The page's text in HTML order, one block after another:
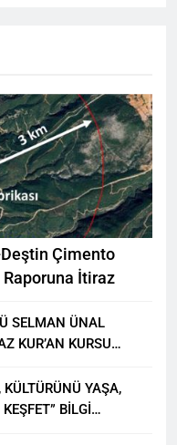
Deştin Çimento
Raporuna İtiraz
SELMAN ÜNAL
KUR’AN KURSU
YAŞA,
KEŞFET” BİLGİ